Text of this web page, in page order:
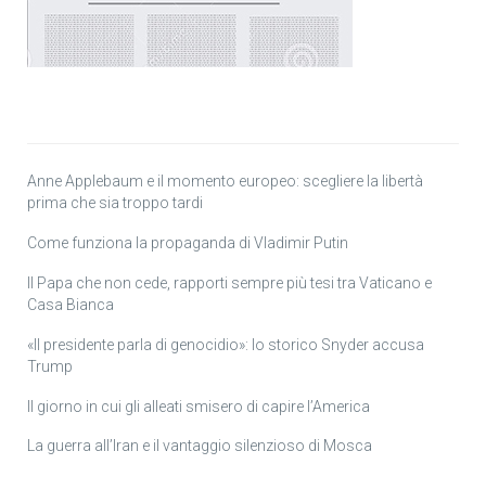
Anne Applebaum e il momento europeo: scegliere la libertà
prima che sia troppo tardi
Come funziona la propaganda di Vladimir Putin
Il Papa che non cede, rapporti sempre più tesi tra Vaticano e
Casa Bianca
«Il presidente parla di genocidio»: lo storico Snyder accusa
Trump
Il giorno in cui gli alleati smisero di capire l’America
La guerra all’Iran e il vantaggio silenzioso di Mosca